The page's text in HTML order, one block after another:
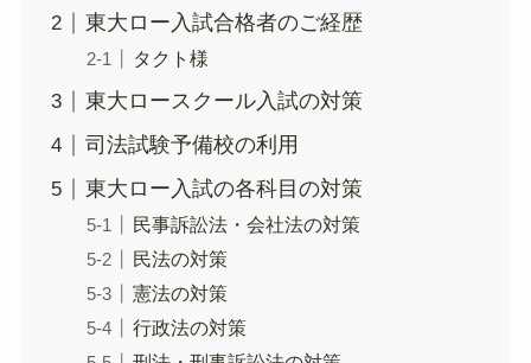
東大ロー入試合格者のご経歴
タクト様
東大ロースクール入試の対策
司法試験予備校の利用
東大ロー入試の各科目の対策
民事訴訟法・会社法の対策
民法の対策
憲法の対策
行政法の対策